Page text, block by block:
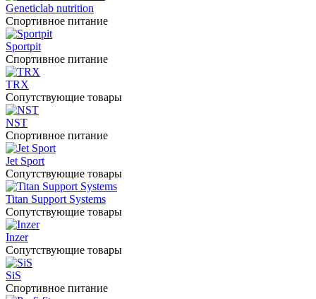
Geneticlab nutrition
Спортивное питание
Sportpit
Спортивное питание
TRX
Сопутствующие товары
NST
Спортивное питание
Jet Sport
Сопутствующие товары
Titan Support Systems
Сопутствующие товары
Inzer
Сопутствующие товары
SiS
Спортивное питание